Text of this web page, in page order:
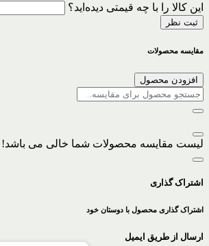
این کالا را با چه قیمتی دیده‌اید؟
ثبت نظر
مقایسه محصولات
افزودن محصول
لیست مقایسه محصولات شما خالی می باشد!
اشتراک گذاری
اشتراک گذاری محصول با دوستان خود
ارسال از طریق ایمیل